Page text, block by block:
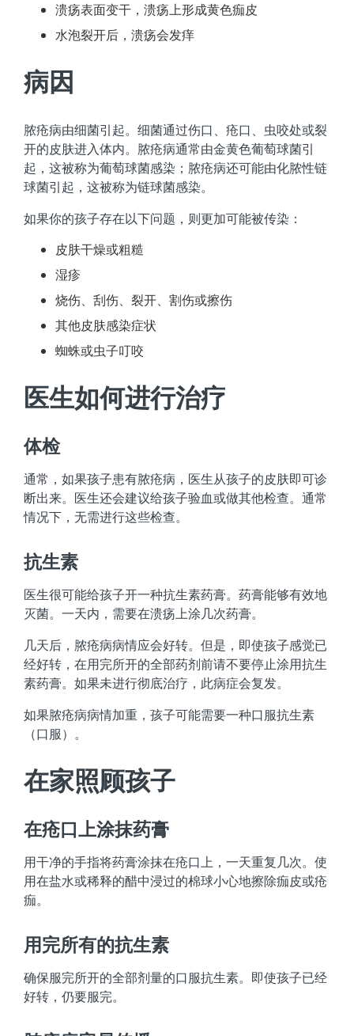
溃疡表面变干，溃疡上形成黄色痂皮
水泡裂开后，溃疡会发痒
病因
脓疮病由细菌引起。细菌通过伤口、疮口、虫咬处或裂
开的皮肤进入体内。脓疮病通常由金黄色葡萄球菌引
起，这被称为葡萄球菌感染；脓疮病还可能由化脓性链
球菌引起，这被称为链球菌感染。
如果你的孩子存在以下问题，则更加可能被传染：
皮肤干燥或粗糙
湿疹
烧伤、刮伤、裂开、割伤或擦伤
其他皮肤感染症状
蜘蛛或虫子叮咬
医生如何进行治疗
体检
通常，如果孩子患有脓疮病，医生从孩子的皮肤即可诊
断出来。医生还会建议给孩子验血或做其他检查。通常
情况下，无需进行这些检查。
抗生素
医生很可能给孩子开一种抗生素药膏。药膏能够有效地
灭菌。一天内，需要在溃疡上涂几次药膏。
几天后，脓疮病病情应会好转。但是，即使孩子感觉已
经好转，在用完所开的全部药剂前请不要停止涂用抗生
素药膏。如果未进行彻底治疗，此病症会复发。
如果脓疮病病情加重，孩子可能需要一种口服抗生素
（口服）。
在家照顾孩子
在疮口上涂抹药膏
用干净的手指将药膏涂抹在疮口上，一天重复几次。使
用在盐水或稀释的醋中浸过的棉球小心地擦除痂皮或疮
痂。
用完所有的抗生素
确保服完所开的全部剂量的口服抗生素。即使孩子已经
好转，仍要服完。